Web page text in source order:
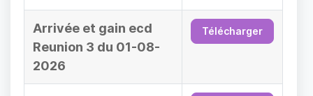
Arrivée et gain ecd
Reunion 3 du 01-08-
2026
Télécharger